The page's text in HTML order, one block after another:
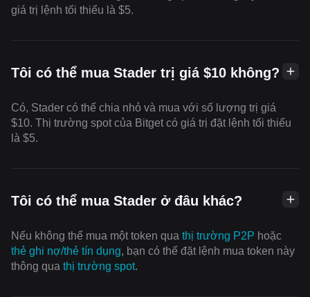
giá trị lệnh tối thiểu là $5.
Tôi có thể mua Stader trị giá $10 không?
Có, Stader có thể chia nhỏ và mua với số lượng trị giá
$10. Thị trường spot của Bitget có giá trị đặt lệnh tối thiểu
là $5.
Tôi có thể mua Stader ở đâu khác?
Nếu không thể mua một token qua thị trường P2P hoặc
thẻ ghi nợ/thẻ tín dụng, bạn có thể đặt lệnh mua token này
thông qua thị trường spot.